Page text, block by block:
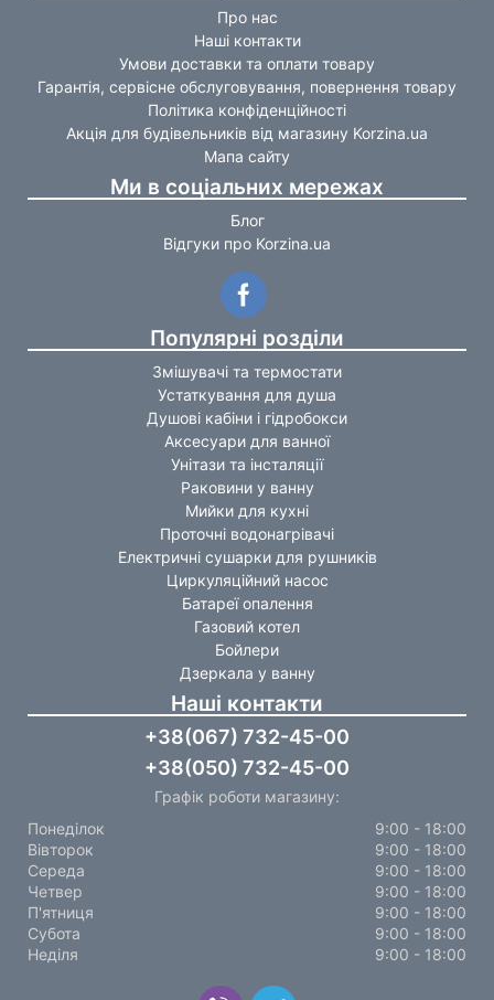
Про нас
Наші контакти
Умови доставки та оплати товару
Гарантія, сервісне обслуговування, повернення товару
Політика конфіденційності
Акція для будівельників від магазину Korzina.ua
Мапа сайту
Ми в соціальних мережах
Блог
Відгуки про Korzina.ua
Популярні розділи
Змішувачі та термостати
Устаткування для душа
Душові кабіни і гідробокси
Аксесуари для ванної
Унітази та інсталяції
Раковини у ванну
Мийки для кухні
Проточні водонагрівачі
Електричні сушарки для рушників
Циркуляційний насос
Батареї опалення
Газовий котел
Бойлери
Дзеркала у ванну
Наші контакти
+38(067) 732-45-00
+38(050) 732-45-00
Графік роботи магазину:
Понеділок
9:00 - 18:00
Вівторок
9:00 - 18:00
Середа
9:00 - 18:00
Четвер
9:00 - 18:00
П'ятниця
9:00 - 18:00
Субота
9:00 - 18:00
Неділя
9:00 - 18:00